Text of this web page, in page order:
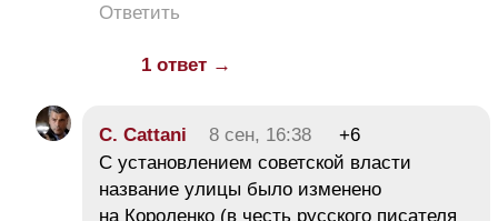
Ответить
1 ответ →
C. Cattani 8 сен, 16:38
+6
С установлением советской власти
название улицы было изменено
на Короленко (в честь русского писателя